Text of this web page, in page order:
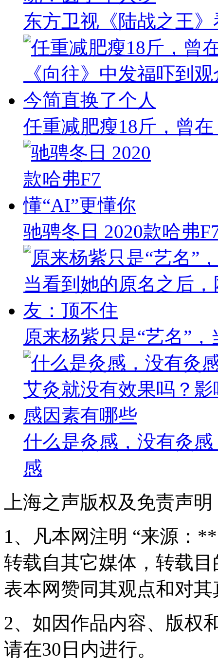
东方卫视《陆战之王
任重减肥瘦18斤，曾
驰骋冬日 2020款哈弗
原来杨紫只是“艺名”
什么是灸感，没有灸
感
上海之声版权及免责声明
1、凡本网注明 “来源：
转载自其它媒体，转载
表本网赞同其观点和对
2、如因作品内容、版权
请在30日内进行。